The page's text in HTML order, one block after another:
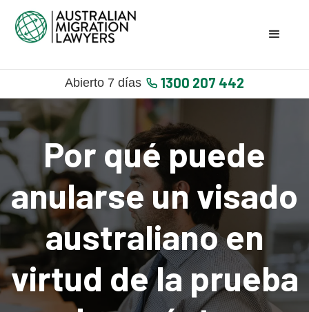
Abierto 7 días 1300 207 442
Por qué puede
anularse un visado
australiano en
virtud de la prueba